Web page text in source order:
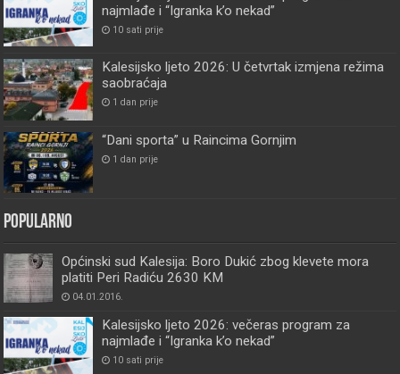
najmlađe i “Igranka k’o nekad”
10 sati prije
Kalesijsko ljeto 2026: U četvrtak izmjena režima
saobraćaja
1 dan prije
“Dani sporta” u Raincima Gornjim
1 dan prije
Popularno
Općinski sud Kalesija: Boro Dukić zbog klevete mora
platiti Peri Radiću 2630 KM
04.01.2016.
Kalesijsko ljeto 2026: večeras program za
najmlađe i “Igranka k’o nekad”
10 sati prije